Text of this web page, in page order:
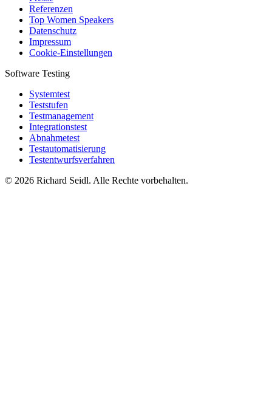
Referenzen
Top Women Speakers
Datenschutz
Impressum
Cookie-Einstellungen
Software Testing
Systemtest
Teststufen
Testmanagement
Integrationstest
Abnahmetest
Testautomatisierung
Testentwurfsverfahren
© 2026 Richard Seidl. Alle Rechte vorbehalten.